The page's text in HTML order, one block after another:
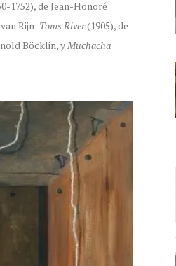
1752), de Jean-Honoré
Rijn; Toms River(1905), de
Böcklin, y Muchacha